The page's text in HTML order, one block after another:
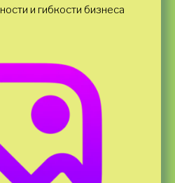
и гибкости бизнеса